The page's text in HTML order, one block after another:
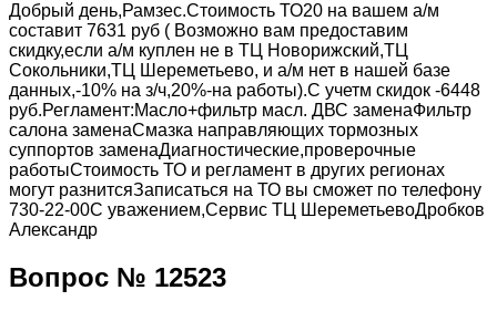
Добрый день,Рамзес.Стоимость ТО20 на вашем а/м
составит 7631 руб ( Возможно вам предоставим
скидку,если а/м куплен не в ТЦ Новорижский,ТЦ
Сокольники,ТЦ Шереметьево, и а/м нет в нашей базе
данных,-10% на з/ч,20%-на работы).С учетм скидок -6448
руб.Регламент:Масло+фильтр масл. ДВС заменаФильтр
салона заменаСмазка направляющих тормозных
суппортов заменаДиагностические,проверочные
работыСтоимость ТО и регламент в других регионах
могут разнитсяЗаписаться на ТО вы сможет по телефону
730-22-00С уважением,Сервис ТЦ ШереметьевоДробков
Александр
Вопрос № 12523